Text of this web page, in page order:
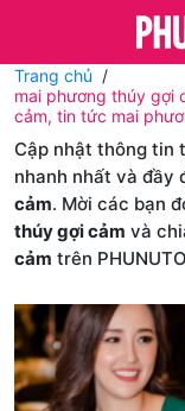
Trang chủ
mai phương thúy gợi
cảm, tin tức mai
Cập nhật thông tin
nhanh nhất và đầy
cảm. Mời các bạn
thúy gợi cảm và
cảm trên